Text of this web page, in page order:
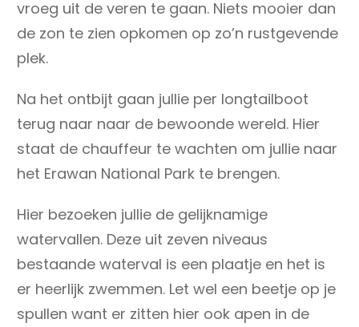
vroeg uit de veren te gaan. Niets mooier dan
de zon te zien opkomen op zo’n rustgevende
plek.
Na het ontbijt gaan jullie per longtailboot
terug naar naar de bewoonde wereld. Hier
staat de chauffeur te wachten om jullie naar
het Erawan National Park te brengen.
Hier bezoeken jullie de gelijknamige
watervallen. Deze uit zeven niveaus
bestaande waterval is een plaatje en het is
er heerlijk zwemmen. Let wel een beetje op je
spullen want er zitten hier ook apen in de